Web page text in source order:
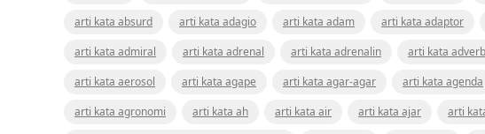
arti kata absurd
arti kata adagio arti kata adam arti kata adaptor
arti kata admiral
arti kata adrenal arti kata adrenalin arti kata
arti kata aerosol
arti kata agape arti kata agar-agar arti kata agenda
arti kata agronomi
arti kata ah arti kata air arti kata ajar arti